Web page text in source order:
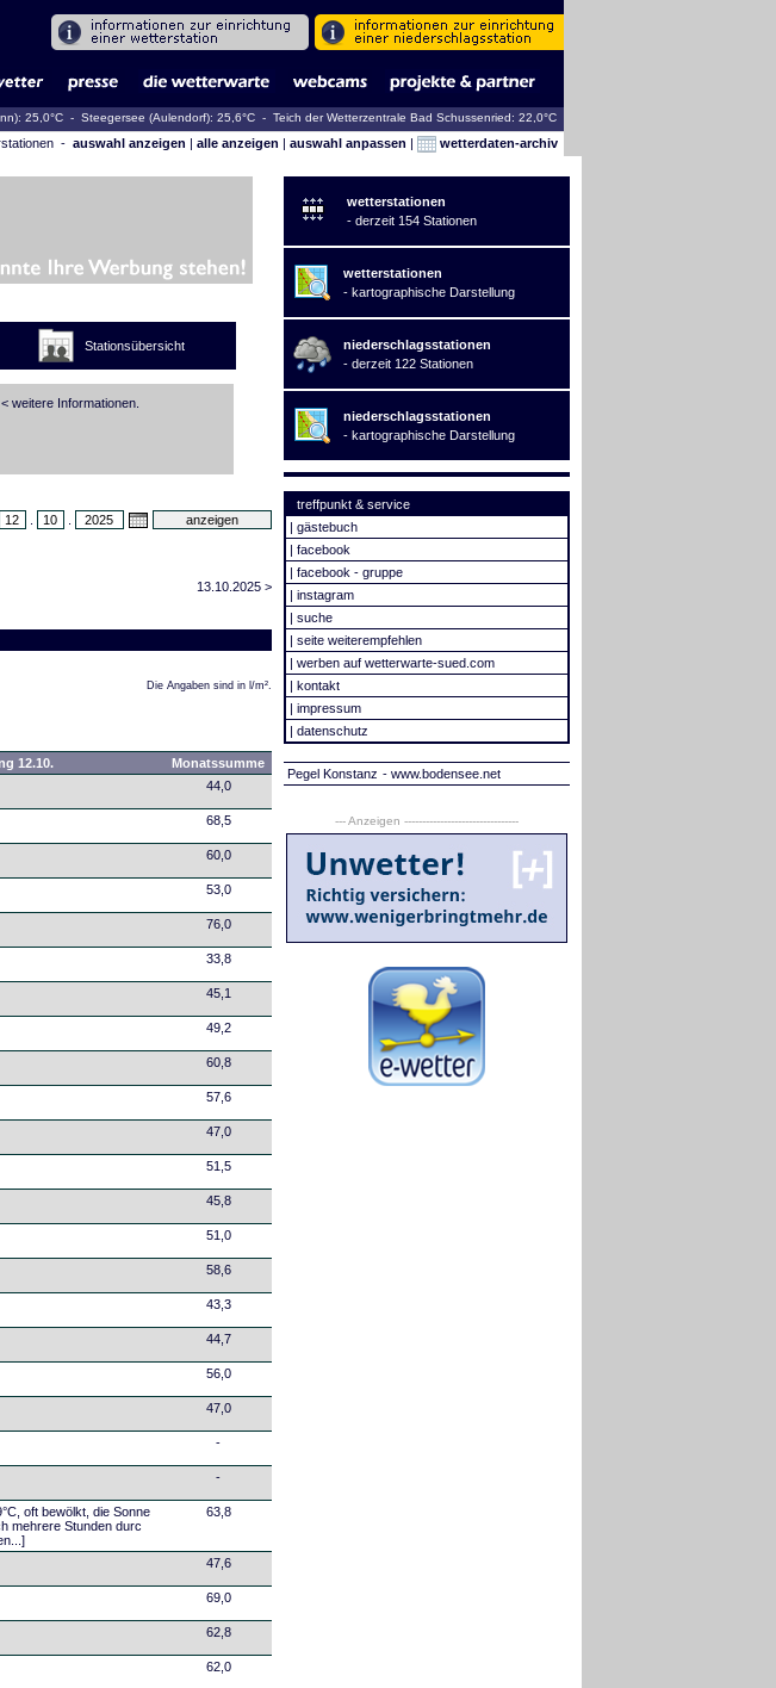
25,0°C - Steegersee (Aulendorf): 25,6°C - Teich der Wetterzentrale Bad Schussenried: 22,0°C
- auswahl anzeigen | alle anzeigen | auswahl anpassen | wetterdaten-archiv
Stationsübersicht
weitere Informationen.
13.10.2025 >
Die Angaben sind in l/m².
12.10.
Monatssumme
44,0
68,5
60,0
53,0
76,0
33,8
45,1
49,2
60,8
57,6
47,0
51,5
45,8
51,0
58,6
43,3
44,7
56,0
47,0
-
-
oft bewölkt, die Sonne
mehrere Stunden durc
63,8
47,6
69,0
62,8
62,0
wetterstationen
- derzeit 154 Stationen
wetterstationen
- kartographische Darstellung
niederschlagsstationen
- derzeit 122 Stationen
niederschlagsstationen
- kartographische Darstellung
treffpunkt & service
| gästebuch
| facebook
| facebook - gruppe
| instagram
| suche
| seite weiterempfehlen
| werben auf wetterwarte-sued.com
| kontakt
| impressum
| datenschutz
Pegel Konstanz - www.bodensee.net
--- Anzeigen --------------------------------